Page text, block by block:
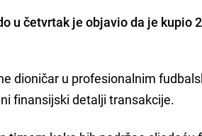
u četvrtak je objavio da je kupio
dioničar u profesionalnim
finansijski detalji transakcije.